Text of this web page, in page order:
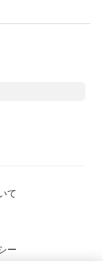
て
ー